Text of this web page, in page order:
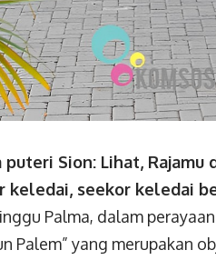
Sion: Lihat,
keledai, seekor keledai
Palma, dalam
Palem” yang merupakan